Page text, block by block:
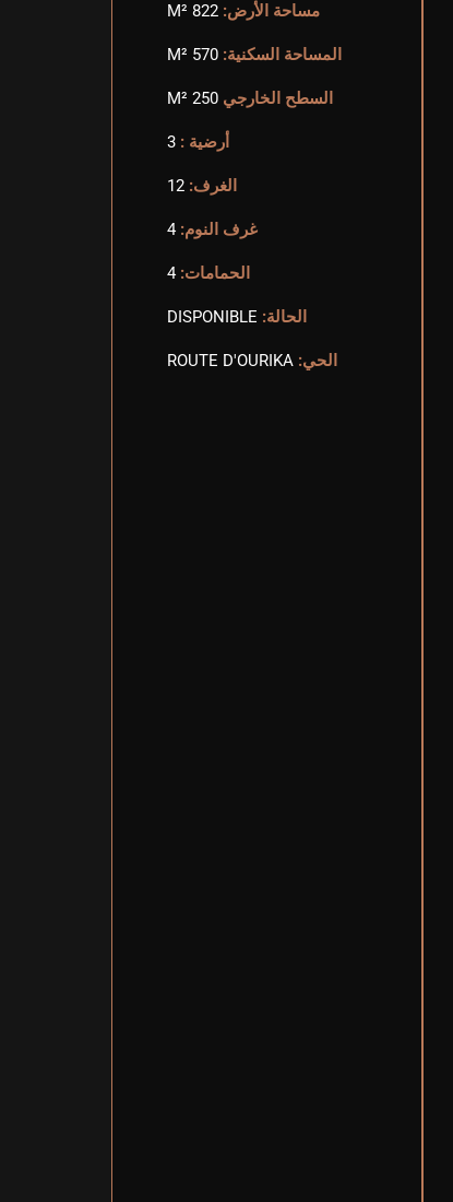
مساحة الأرض: 822 M²
المساحة السكنية: 570 M²
السطح الخارجي 250 M²
أرضية : 3
الغرف: 12
غرف النوم: 4
الحمامات: 4
الحالة: DISPONIBLE
الحي: ROUTE D'OURIKA